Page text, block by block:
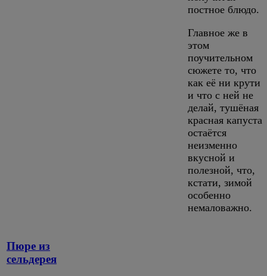
постное блюдо.
Главное же в
этом
поучительном
сюжете то, что
как её ни крути
и что с ней не
делай, тушёная
красная капуста
остаётся
неизменно
вкусной и
полезной, что,
кстати, зимой
особенно
немаловажно.
Пюре из
сельдерея